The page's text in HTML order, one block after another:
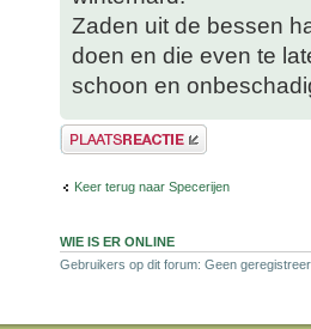
Zaden uit de bessen
doen en die even te
schoon en
Plaats een reactie
Keer terug naar Specerijen
WIE IS ER ONLINE
Gebruikers op dit forum: Geen